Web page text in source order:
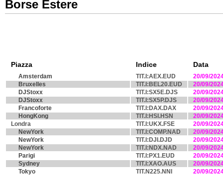
Borse Estere
Piazza Indice Data
Amsterdam TIT.I:AEX.EUD
20/09/
Bruxelles
TIT.I:BEL20.EUD
20/09/
DJStoxx
TIT.I:SX5E.DJS
20/09/
DJStoxx
TIT.I:SX5P.DJS
20/09/
Francoforte
TIT.I:DAX.DAX
20/09/
HongKong
TIT.I:HSI.HSN
20/09/
Londra
TIT.I:UKX.FSE
20/09/
NewYork
TIT.I:COMP.NAD
20/09/
NewYork
TIT.I:DJI.DJD
20/09/
NewYork
TIT.I:NDX.NAD
20/09/
Parigi
TIT.I:PX1.EUD
20/09/
Sydney
TIT.I:XAO.AUS
20/09/
Tokyo
TIT.N225.NNI 20/09/